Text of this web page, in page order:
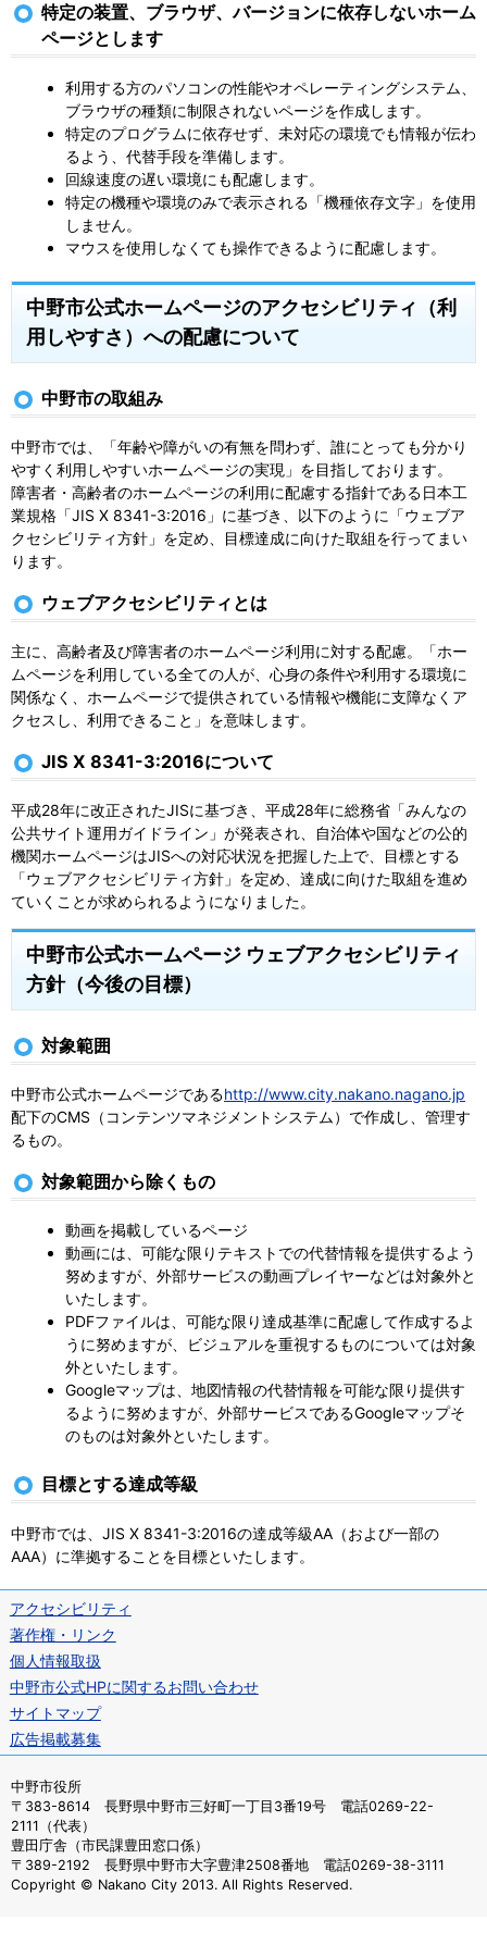
特定の装置、ブラウザ、バージョンに依存しないホーム
ページとします
利用する方のパソコンの性能やオペレーティングシステム、
ブラウザの種類に制限されないページを作成します。
特定のプログラムに依存せず、未対応の環境でも情報が伝わ
るよう、代替手段を準備します。
回線速度の遅い環境にも配慮します。
特定の機種や環境のみで表示される「機種依存文字」を使用
しません。
マウスを使用しなくても操作できるように配慮します。
中野市公式ホームページのアクセシビリティ（利
用しやすさ）への配慮について
中野市の取組み
中野市では、「年齢や障がいの有無を問わず、誰にとっても分かり
やすく利用しやすいホームページの実現」を目指しております。
障害者・高齢者のホームページの利用に配慮する指針である日本工
業規格「JIS X 8341-3:2016」に基づき、以下のように「ウェブア
クセシビリティ方針」を定め、目標達成に向けた取組を行ってまい
ります。
ウェブアクセシビリティとは
主に、高齢者及び障害者のホームページ利用に対する配慮。「ホー
ムページを利用している全ての人が、心身の条件や利用する環境に
関係なく、ホームページで提供されている情報や機能に支障なくア
クセスし、利用できること」を意味します。
JIS X 8341-3:2016について
平成28年に改正されたJISに基づき、平成28年に総務省「みんなの
公共サイト運用ガイドライン」が発表され、自治体や国などの公的
機関ホームページはJISへの対応状況を把握した上で、目標とする
「ウェブアクセシビリティ方針」を定め、達成に向けた取組を進め
ていくことが求められるようになりました。
中野市公式ホームページ ウェブアクセシビリティ
方針（今後の目標）
対象範囲
中野市公式ホームページであるhttp://www.city.nakano.nagano.jp
配下のCMS（コンテンツマネジメントシステム）で作成し、管理す
るもの。
対象範囲から除くもの
動画を掲載しているページ
動画には、可能な限りテキストでの代替情報を提供するよう
努めますが、外部サービスの動画プレイヤーなどは対象外と
いたします。
PDFファイルは、可能な限り達成基準に配慮して作成するよ
うに努めますが、ビジュアルを重視するものについては対象
外といたします。
Googleマップは、地図情報の代替情報を可能な限り提供す
るように努めますが、外部サービスであるGoogleマップそ
のものは対象外といたします。
目標とする達成等級
中野市では、JIS X 8341-3:2016の達成等級AA（および一部の
AAA）に準拠することを目標といたします。
アクセシビリティ
著作権・リンク
個人情報取扱
中野市公式HPに関するお問い合わせ
サイトマップ
広告掲載募集
中野市役所
〒383-8614 長野県中野市三好町一丁目3番19号 電話0269-22-
2111（代表）
豊田庁舎（市民課豊田窓口係）
〒389-2192 長野県中野市大字豊津2508番地 電話0269-38-3111
Copyright © Nakano City 2013. All Rights Reserved.